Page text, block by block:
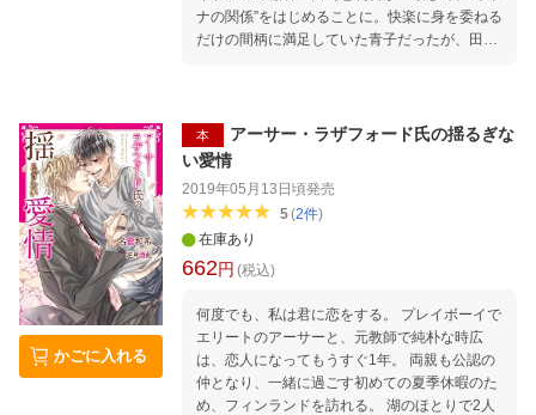
ナの関係”をはじめることに。快楽に身を委ねる
だけの間柄に満足していた青子だったが、田崎
かごに入れる
本
アーサー・ラザフォード氏の揺るぎな
い愛情
2019年05月13日頃発売
5(2件)
在庫あり
662円 (税込)
何度でも、私は君に恋をする。 プレイボーイで
エリートのアーサーと、元教師で純朴な時広
は、恋人になってもうすぐ1年。 両親も公認の
仲となり、一緒に過ごす初めての夏季休暇のた
め、フィンランドを訪れる。 湖のほとりで2人